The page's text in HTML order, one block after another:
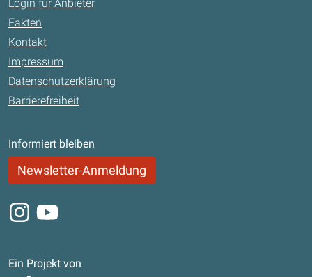
Login für Anbieter
Fakten
Kontakt
Impressum
Datenschutzerklärung
Barrierefreiheit
Informiert bleiben
Newsletter-Anmeldung
Instagram
Youtube
Ein Projekt von